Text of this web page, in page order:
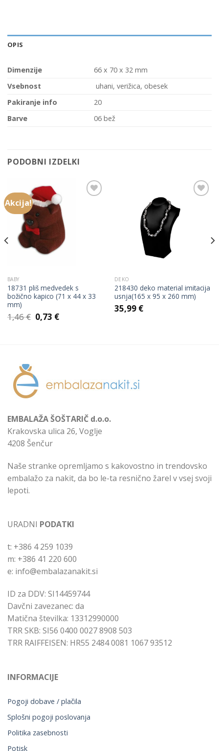
OPIS
Dimenzije
66 x 70 x 32 mm
Vsebnost
uhani, verižica, obesek
Pakiranje info
20
Barve
06 bež
PODOBNI IZDELKI
Akcija!
BABY
18731 pliš medvedek s
božično kapico (71 x 44 x 33
mm)
1,46€ Izvirna
cena
0,73 €Trenutna
DEKO
218430 deko material imitacija
usnja(165 x 95 x 260 mm)
35,99 €
EMBALAŽA ŠOŠTARIČ d.o.o.
Krakovska ulica 26, Voglje
4208 Šenčur
Naše stranke opremljamo s kakovostno in trendovsko
embalažo za nakit, da bo le-ta resnično žarel v vsej svoji
lepoti.
URADNI PODATKI
t: +386 4 259 1039
m: +386 41 220 600
e: info@embalazanakit.si
ID za DDV: SI14459744
Davčni zavezanec: da
Matična številka: 13312990000
TRR SKB: SI56 0400 0027 8908 503
TRR RAIFFEISEN: HR55 2484 0081 1067 93512
INFORMACIJE
Pogoji dobave / plačila
Splošni pogoji poslovanja
Politika zasebnosti
Potisk